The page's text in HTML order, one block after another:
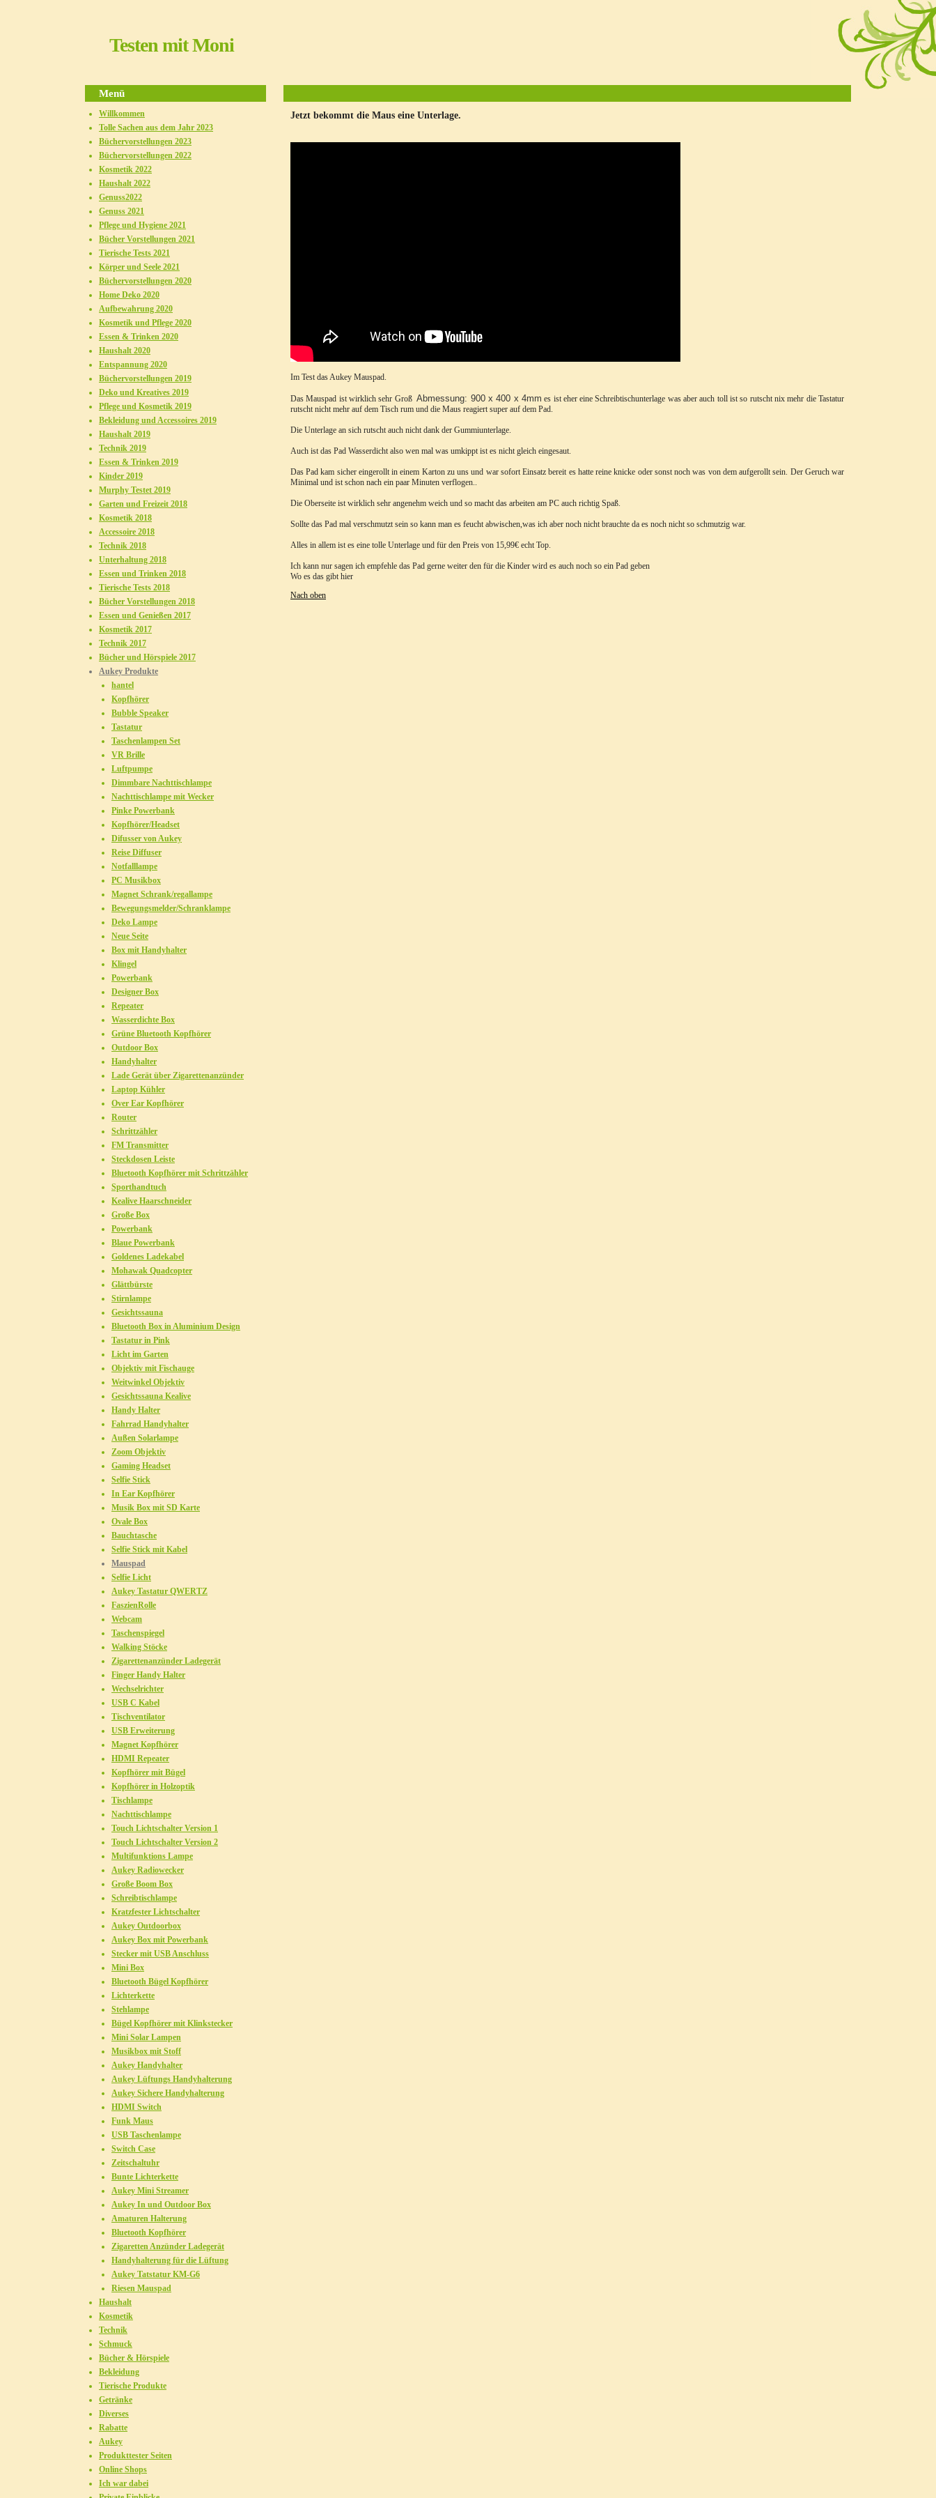
Testen mit Moni
Jetzt bekommt die Maus eine Unterlage.
Im Test das Aukey Mauspad.
Das Mauspad ist wirklich sehr GroßAbmessung: 900 x 400 x 4mm es ist eher eine Schreibtischunterlage was aber auch toll ist so rutscht nix mehr die Tastatur
rutscht nicht mehr auf dem Tisch rum und die Maus reagiert super auf dem Pad.
Die Unterlage an sich rutscht auch nicht dank der Gummiunterlage.
Auch ist das Pad Wasserdicht also wen mal was umkippt ist es nicht gleich eingesaut.
Das Pad kam sicher eingerollt in einem Karton zu uns und war sofort Einsatz bereit es hatte reine knicke oder sonst noch was von dem aufgerollt sein. Der Geruch war
Minimal und ist schon nach ein paar Minuten verflogen..
Die Oberseite ist wirklich sehr angenehm weich und so macht das arbeiten am PC auch richtig Spaß.
Sollte das Pad mal verschmutzt sein so kann man es feucht abwischen,was ich aber noch nicht brauchte da es noch nicht so schmutzig war.
Alles in allem ist es eine tolle Unterlage und für den Preis von 15,99€ echt Top.
Ich kann nur sagen ich empfehle das Pad gerne weiter den für die Kinder wird es auch noch so ein Pad geben
Wo es das gibt hier
Nach oben
Menü
Willkommen
Tolle Sachen aus dem Jahr 2023
Büchervorstellungen 2023
Büchervorstellungen 2022
Kosmetik 2022
Haushalt 2022
Genuss2022
Genuss 2021
Pflege und Hygiene 2021
Bücher Vorstellungen 2021
Tierische Tests 2021
Körper und Seele 2021
Büchervorstellungen 2020
Home Deko 2020
Aufbewahrung 2020
Kosmetik und Pflege 2020
Essen & Trinken 2020
Haushalt 2020
Entspannung 2020
Büchervorstellungen 2019
Deko und Kreatives 2019
Pflege und Kosmetik 2019
Bekleidung und Accessoires 2019
Haushalt 2019
Technik 2019
Essen & Trinken 2019
Kinder 2019
Murphy Testet 2019
Garten und Freizeit 2018
Kosmetik 2018
Accessoire 2018
Technik 2018
Unterhaltung 2018
Essen und Trinken 2018
Tierische Tests 2018
Bücher Vorstellungen 2018
Essen und Genießen 2017
Kosmetik 2017
Technik 2017
Bücher und Hörspiele 2017
Aukey Produkte
hantel
Kopfhörer
Bubble Speaker
Tastatur
Taschenlampen Set
VR Brille
Luftpumpe
Dimmbare Nachttischlampe
Nachttischlampe mit Wecker
Pinke Powerbank
Kopfhörer/Headset
Difusser von Aukey
Reise Diffuser
Notfalllampe
PC Musikbox
Magnet Schrank/regallampe
Bewegungsmelder/Schranklampe
Deko Lampe
Neue Seite
Box mit Handyhalter
Klingel
Powerbank
Designer Box
Repeater
Wasserdichte Box
Grüne Bluetooth Kopfhörer
Outdoor Box
Handyhalter
Lade Gerät über Zigarettenanzünder
Laptop Kühler
Over Ear Kopfhörer
Router
Schrittzähler
FM Transmitter
Steckdosen Leiste
Bluetooth Kopfhörer mit Schrittzähler
Sporthandtuch
Kealive Haarschneider
Große Box
Powerbank
Blaue Powerbank
Goldenes Ladekabel
Mohawak Quadcopter
Glättbürste
Stirnlampe
Gesichtssauna
Bluetooth Box in Aluminium Design
Tastatur in Pink
Licht im Garten
Objektiv mit Fischauge
Weitwinkel Objektiv
Gesichtssauna Kealive
Handy Halter
Fahrrad Handyhalter
Außen Solarlampe
Zoom Objektiv
Gaming Headset
Selfie Stick
In Ear Kopfhörer
Musik Box mit SD Karte
Ovale Box
Bauchtasche
Selfie Stick mit Kabel
Mauspad
Selfie Licht
Aukey Tastatur QWERTZ
FaszienRolle
Webcam
Taschenspiegel
Walking Stöcke
Zigarettenanzünder Ladegerät
Finger Handy Halter
Wechselrichter
USB C Kabel
Tischventilator
USB Erweiterung
Magnet Kopfhörer
HDMI Repeater
Kopfhörer mit Bügel
Kopfhörer in Holzoptik
Tischlampe
Nachttischlampe
Touch Lichtschalter Version 1
Touch Lichtschalter Version 2
Multifunktions Lampe
Aukey Radiowecker
Große Boom Box
Schreibtischlampe
Kratzfester Lichtschalter
Aukey Outdoorbox
Aukey Box mit Powerbank
Stecker mit USB Anschluss
Mini Box
Bluetooth Bügel Kopfhörer
Lichterkette
Stehlampe
Bügel Kopfhörer mit Klinkstecker
Mini Solar Lampen
Musikbox mit Stoff
Aukey Handyhalter
Aukey Lüftungs Handyhalterung
Aukey Sichere Handyhalterung
HDMI Switch
Funk Maus
USB Taschenlampe
Switch Case
Zeitschaltuhr
Bunte Lichterkette
Aukey Mini Streamer
Aukey In und Outdoor Box
Amaturen Halterung
Bluetooth Kopfhörer
Zigaretten Anzünder Ladegerät
Handyhalterung für die Lüftung
Aukey Tatstatur KM-G6
Riesen Mauspad
Haushalt
Kosmetik
Technik
Schmuck
Bücher & Hörspiele
Bekleidung
Tierische Produkte
Getränke
Diverses
Rabatte
Aukey
Produkttester Seiten
Online Shops
Ich war dabei